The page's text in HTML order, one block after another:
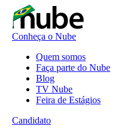
Conheça o Nube
Quem somos
Faça parte do Nube
Blog
TV Nube
Feira de Estágios
Candidato